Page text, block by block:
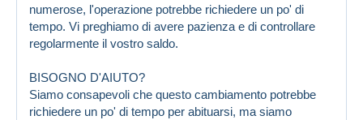
numerose, l'operazione potrebbe richiedere un po' di
tempo. Vi preghiamo di avere pazienza e di controllare
regolarmente il vostro saldo.
BISOGNO D'AIUTO?
Siamo consapevoli che questo cambiamento potrebbe
richiedere un po' di tempo per abituarsi, ma siamo